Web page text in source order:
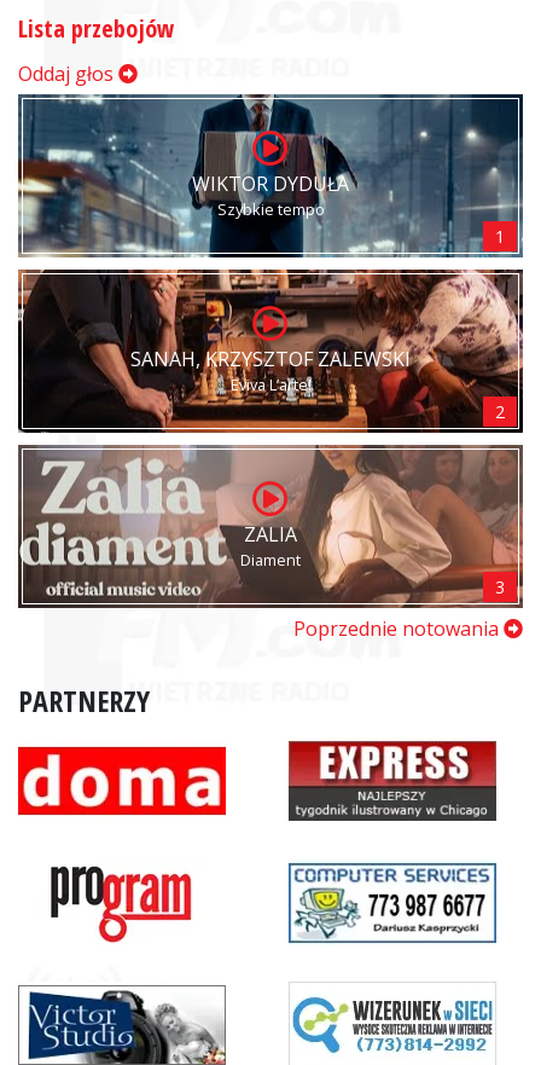
Lista przebojów
Oddaj głos
WIKTOR DYDUŁA
Szybkie tempo
1
SANAH, KRZYSZTOF ZALEWSKI
Eviva L’arte!
2
ZALIA
Diament
3
Poprzednie notowania
PARTNERZY